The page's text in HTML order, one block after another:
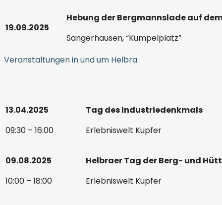
19.09.2025
Hebung der Bergmannslade auf
Sangerhausen, “Kumpelplatz”
Veranstaltungen in und um Helbra
13.04.2025
09:30 – 16:00
Tag des Industriedenkmals
Erlebniswelt Kupfer
09.08.2025
10:00 – 18:00
Helbraer Tag der Berg- und
Erlebniswelt Kupfer